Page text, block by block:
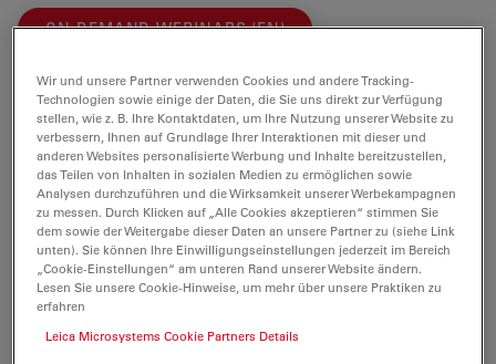
ON-DEMAND WEBINARS (EN)
Wir freuen uns auf Sie!
Wir und unsere Partner verwenden Cookies und andere Tracking-
Technologien sowie einige der Daten, die Sie uns direkt zur Verfügung
stellen, wie z. B. Ihre Kontaktdaten, um Ihre Nutzung unserer Website zu
verbessern, Ihnen auf Grundlage Ihrer Interaktionen mit dieser und
anderen Websites personalisierte Werbung und Inhalte bereitzustellen,
das Teilen von Inhalten in sozialen Medien zu ermöglichen sowie
Analysen durchzuführen und die Wirksamkeit unserer Werbekampagnen
zu messen. Durch Klicken auf „Alle Cookies akzeptieren“ stimmen Sie
dem sowie der Weitergabe dieser Daten an unsere Partner zu (siehe Link
unten). Sie können Ihre Einwilligungseinstellungen jederzeit im Bereich
„Cookie-Einstellungen“ am unteren Rand unserer Website ändern.
Lesen Sie unsere Cookie-Hinweise, um mehr über unsere Praktiken zu
erfahren
Leica Microsystems Cookie Partners Details